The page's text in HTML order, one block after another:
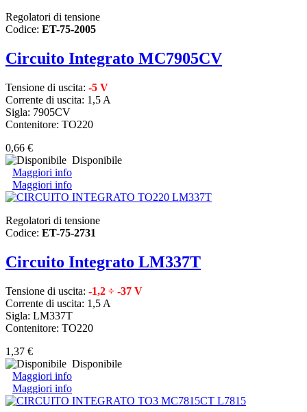
Regolatori di tensione
Codice: ET-75-2005
Circuito Integrato MC7905CV
Tensione di uscita: -5 V
Corrente di uscita: 1,5 A
Sigla: 7905CV
Contenitore: TO220
0,66 €
Disponibile
Maggiori info
Maggiori info
Regolatori di tensione
Codice: ET-75-2731
Circuito Integrato LM337T
Tensione di uscita: -1,2 ÷ -37 V
Corrente di uscita: 1,5 A
Sigla: LM337T
Contenitore: TO220
1,37 €
Disponibile
Maggiori info
Maggiori info